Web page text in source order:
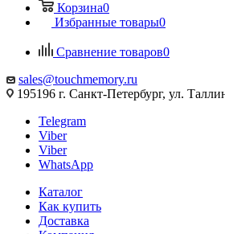
Корзина0
Избранные товары0
Сравнение товаров0
sales@touchmemory.ru
195196 г. Санкт-Петербург, ул.
Telegram
Viber
Viber
WhatsApp
Каталог
Как купить
Доставка